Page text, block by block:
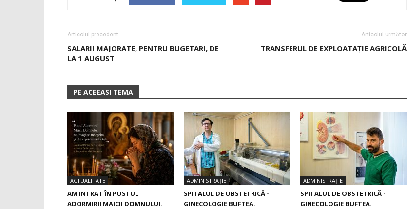
Articolul precedent
SALARII MAJORATE, PENTRU BUGETARI, DE
LA 1 AUGUST
Articolul următor
TRANSFERUL DE EXPLOATAȚIE AGRICOLĂ
PE ACEEASI TEMA
ACTUALITATE
AM INTRAT ÎN POSTUL
ADORMIRII MAICII DOMNULUI.
ADMINISTRAȚIE
SPITALUL DE OBSTETRICĂ -
GINECOLOGIE BUFTEA.
ADMINISTRAȚIE
SPITALUL DE OBSTETRICĂ -
GINECOLOGIE BUFTEA.